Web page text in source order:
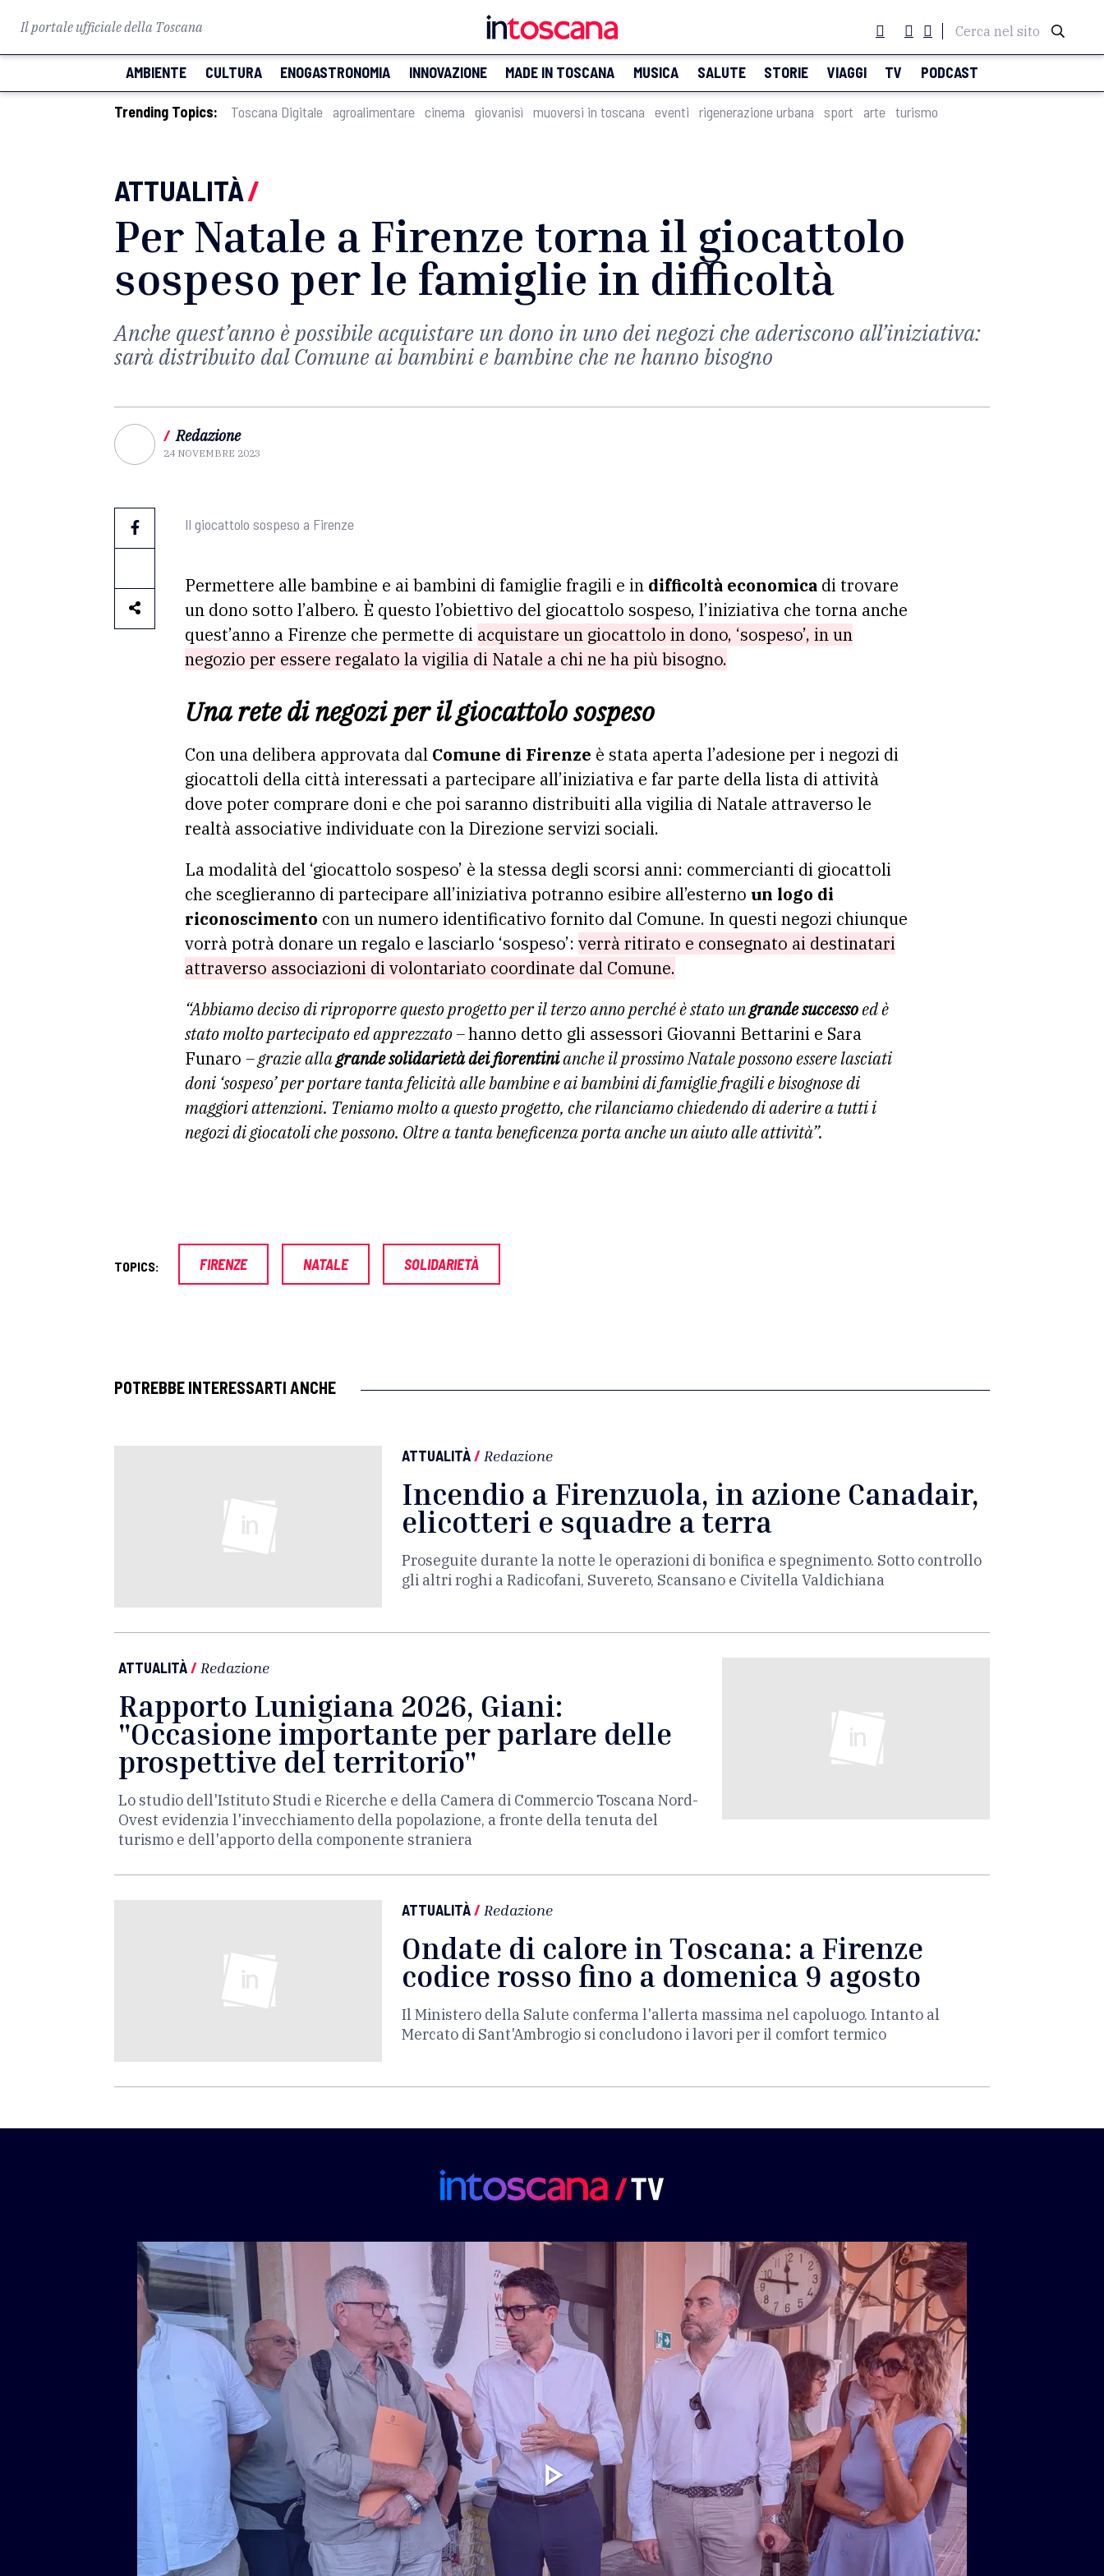
Il portale ufficiale della Toscana Cerca nel sito
AMBIENTE CULTURA ENOGASTRONOMIA INNOVAZIONE MADE IN TOSCANA MUSICA SALUTE STORIE VIAGGI TV PODCAST
Trending Topics: Toscana Digitale agroalimentare cinema giovanisì muoversi in toscana eventi rigenerazione urbana sport arte turismo
ATTUALITÀ/
Per Natale a Firenze torna il giocattolo
sospeso per le famiglie in difficoltà
Anche quest’anno è possibile acquistare un dono in uno dei negozi che aderiscono all’iniziativa:
sarà distribuito dal Comune ai bambini e bambine che ne hanno bisogno
/ Redazione
24 NOVEMBRE 2023
Il giocattolo sospeso a Firenze
Permettere alle bambine e ai bambini di famiglie fragili e in difficoltà economica di trovare
un dono sotto l’albero. È questo l’obiettivo del giocattolo sospeso, l’iniziativa che torna anche
quest’anno a Firenze che permette di acquistare un giocattolo in dono, ‘sospeso’, in un
negozio per essere regalato la vigilia di Natale a chi ne ha più bisogno.
Una rete di negozi per il giocattolo sospeso
Con una delibera approvata dal Comune di Firenze è stata aperta l’adesione per i negozi di
giocattoli della città interessati a partecipare all’iniziativa e far parte della lista di attività
dove poter comprare doni e che poi saranno distribuiti alla vigilia di Natale attraverso le
realtà associative individuate con la Direzione servizi sociali.
La modalità del ‘giocattolo sospeso’ è la stessa degli scorsi anni: commercianti di giocattoli
che sceglieranno di partecipare all’iniziativa potranno esibire all’esterno un logo di
riconoscimento con un numero identificativo fornito dal Comune. In questi negozi chiunque
vorrà potrà donare un regalo e lasciarlo ‘sospeso’: verrà ritirato e consegnato ai destinatari
attraverso associazioni di volontariato coordinate dal Comune.
“Abbiamo deciso di riproporre questo progetto per il terzo anno perché è stato ungrande successoed è
stato molto partecipato ed apprezzato –hanno detto gli assessori Giovanni Bettarini e Sara
Funaro – grazie allagrande solidarietà dei fiorentinianche il prossimo Natale possono essere lasciati
doni ‘sospeso’ per portare tanta felicità alle bambine e ai bambini di famiglie fragili e bisognose di
maggiori attenzioni. Teniamo molto a questo progetto, che rilanciamo chiedendo di aderire a tutti i
negozi di giocatoli che possono. Oltre a tanta beneficenza porta anche un aiuto alle attività”.
TOPICS: FIRENZE NATALE SOLIDARIETÀ
POTREBBE INTERESSARTI ANCHE
ATTUALITÀ/ Redazione
Incendio a Firenzuola, in azione Canadair,
elicotteri e squadre a terra
Proseguite durante la notte le operazioni di bonifica e spegnimento. Sotto controllo
gli altri roghi a Radicofani, Suvereto, Scansano e Civitella Valdichiana
ATTUALITÀ/ Redazione
Rapporto Lunigiana 2026, Giani:
"Occasione importante per parlare delle
prospettive del territorio"
Lo studio dell'Istituto Studi e Ricerche e della Camera di Commercio Toscana Nord-
Ovest evidenzia l'invecchiamento della popolazione, a fronte della tenuta del
turismo e dell'apporto della componente straniera
ATTUALITÀ/ Redazione
Ondate di calore in Toscana: a Firenze
codice rosso fino a domenica 9 agosto
Il Ministero della Salute conferma l'allerta massima nel capoluogo. Intanto al
Mercato di Sant'Ambrogio si concludono i lavori per il comfort termico